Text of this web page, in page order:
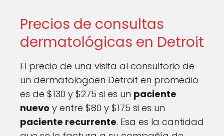
Precios de consultas
dermatológicas en Detroit
El precio de una visita al consultorio de
un dermatologoen Detroit en promedio
es de $130 y $275 si es un paciente
nuevo y entre $80 y $175 si es un
paciente recurrente. Esa es la cantidad